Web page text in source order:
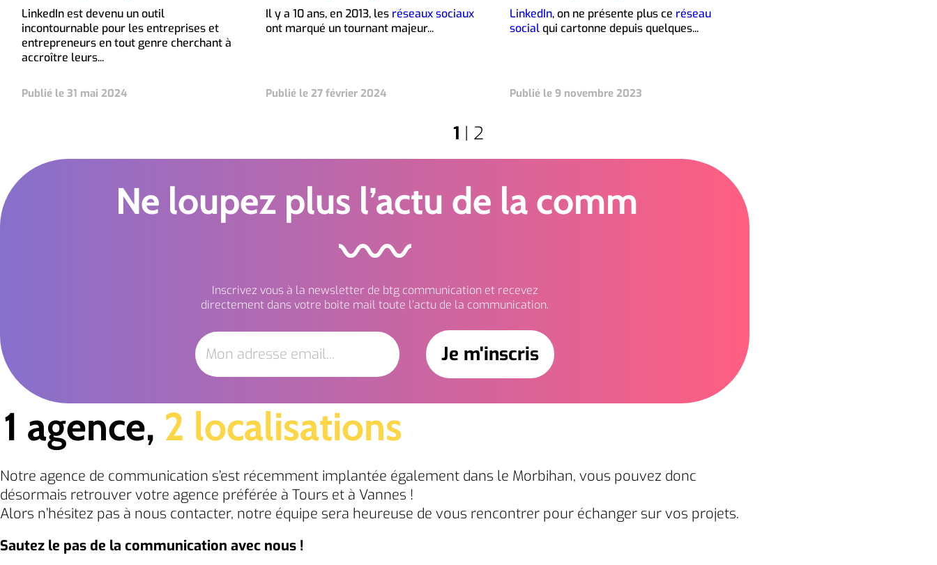
LinkedIn est devenu un outil
incontournable pour les entreprises et
entrepreneurs en tout genre cherchant à
accroître leurs...
Publié le 31 mai 2024
Il y a 10 ans, en 2013, les réseaux sociaux
ont marqué un tournant majeur...
Publié le 27 février 2024
LinkedIn, on ne présente plus ce réseau
socialqui cartonne depuis quelques...
Publié le 9 novembre 2023
1 | 2
Ne loupez plus l’actu de la comm
Inscrivez vous à la newsletter de btg communication et recevez
directement dans votre boite mail toute l’actu de la communication.
1 agence, 2 localisations
Notre agence de communication s’est récemment implantée également dans le Morbihan, vous pouvez donc
désormais retrouver votre agence préférée à Tours et à Vannes !
Alors n’hésitez pas à nous contacter, notre équipe sera heureuse de vous rencontrer pour échanger sur vos projets.
Sautez le pas de la communication avec nous !